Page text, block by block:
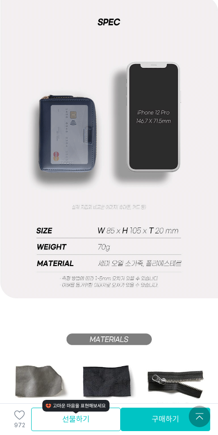
972
선물하기 구매하기